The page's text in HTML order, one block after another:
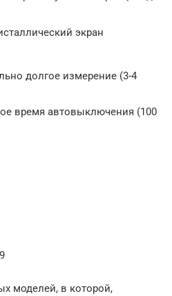
экран
долгое измерение (3-4
время автовыключения (100
моделей, в которой,